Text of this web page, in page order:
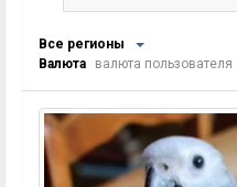
Все регионы
Валюта
валюта пользователя